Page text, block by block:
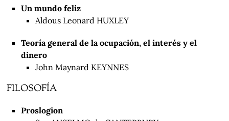
Un mundo feliz
Aldous Leonard HUXLEY
Teoría general de la ocupación, el interés y el
dinero
John Maynard KEYNNES
FILOSOFÍA
Proslogion